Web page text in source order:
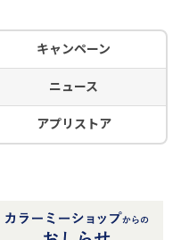
キャンペーン
ニュース
アプリストア